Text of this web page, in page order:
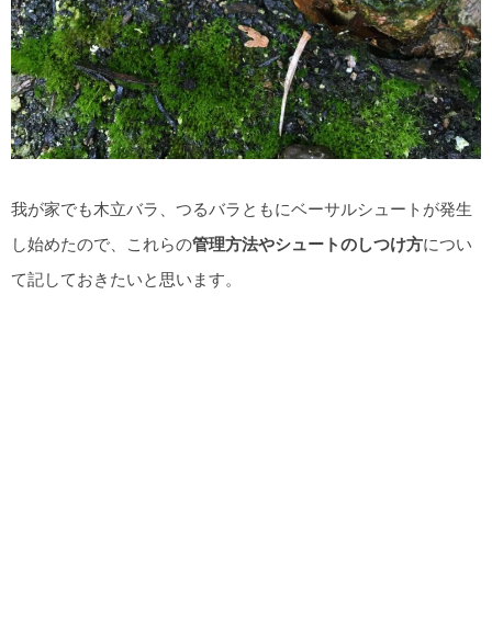
我が家でも木立バラ、つるバラともにベーサルシュートが発生
し始めたので、これらの管理方法やシュートのしつけ方につい
て記しておきたいと思います。